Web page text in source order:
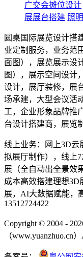
广交会摊位设计
展展台搭建 照
圆桌国际展览设计搭
业定制服务，业务范
面图），展览展示设
图），展示空间设计
设计，展厅装修，展
场承建，大型会议活
工，企业形象品牌推
台设计搭建商，展览
线上业务：网上3D云
拟展厅制作），线上
展（全自动出全景效
成本高效搭建理想3D
展，AI大数据赋能，
13512724422
Copyright © 2004 -
（www.yuanzhuo.cn